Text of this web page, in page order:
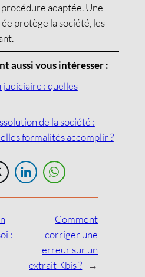
adaptée. Une
protège la société, les
aussi vous intéresser :
: quelles
de la société :
formalités accomplir ?
:
Comment
corriger une
erreur sur un
extrait Kbis ?
→